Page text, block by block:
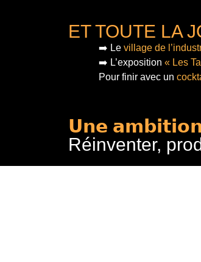
ET TOUTE LA
➡️ Le village de
➡️ L’exposition « Les
Pour finir avec un
𝗨𝗻𝗲
Réinventer,